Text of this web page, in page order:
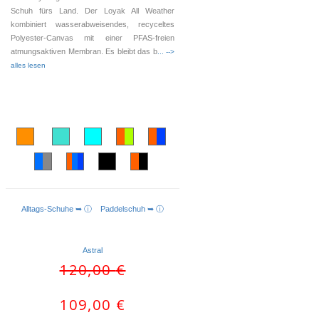
Schuh fürs Land. Der Loyak All Weather
kombiniert wasserabweisendes, recyceltes
Polyester-Canvas mit einer PFAS-freien
atmungsaktiven Membran. Es bleibt das b... -->
alles lesen
AUSFÜHRUNG WÄHLEN
Alltags-Schuhe ➥ ⓘ Paddelschuh ➥ ⓘ
Astral
120,00€
109,00 €